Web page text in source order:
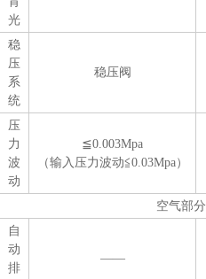
光
稳
压
系
统
稳压阀
压
力
波
动
≦0.003Mpa
（输入压力波动≦0.03Mpa）
空气部分
自
动
排
——